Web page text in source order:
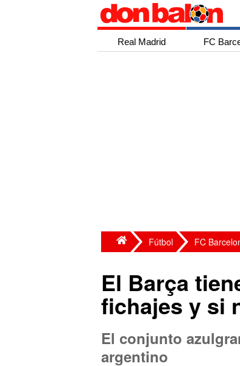
Real Madrid FC
Fútbol FC
El Barça
fichajes y si
El conjunto
argentino